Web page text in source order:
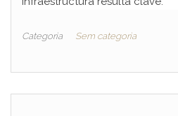
Categoria Sem categoria